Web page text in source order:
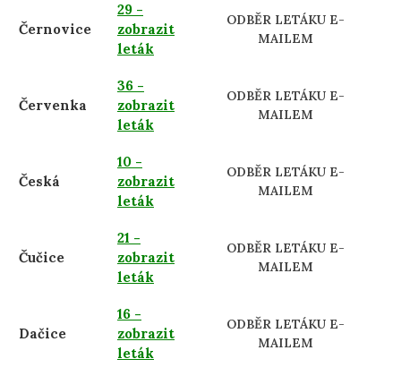
Černovice
29 -
zobrazit
leták
ODBĚR LETÁKU E-
MAILEM
Červenka
36 -
zobrazit
leták
ODBĚR LETÁKU E-
MAILEM
Česká
10 -
zobrazit
leták
ODBĚR LETÁKU E-
MAILEM
Čučice
21 -
zobrazit
leták
ODBĚR LETÁKU E-
MAILEM
Dačice
16 -
zobrazit
leták
ODBĚR LETÁKU E-
MAILEM